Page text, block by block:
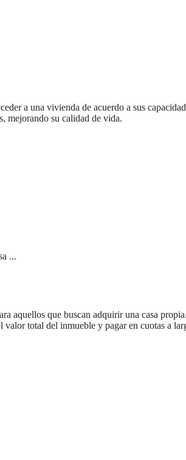
a una vivienda de acuerdo a sus
mejorando su calidad de vida.
...
aquellos que buscan adquirir una casa
valor total del inmueble y pagar en cuotas a